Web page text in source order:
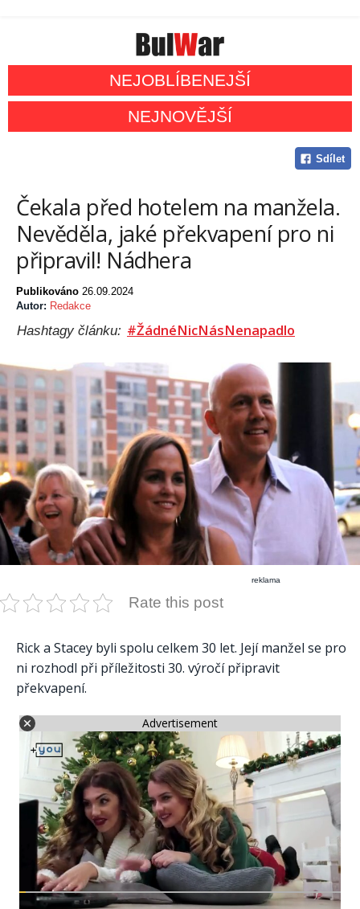
NEJOBLÍBENEJŠÍ
NEJNOVĚJŠÍ
Sdílet
Čekala před hotelem na manžela.
Nevěděla, jaké překvapení pro ni
připravil! Nádhera
Publikováno 26.09.2024
Autor: Redakce
Hashtagy článku: #ŽádnéNicNásNenapadlo
reklama
Rate this post
Rick a Stacey byli spolu celkem 30 let. Její manžel se pro
ni rozhodl při příležitosti 30. výročí připravit
překvapení.
Advertisement